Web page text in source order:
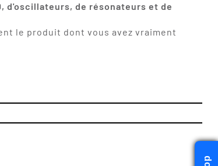
d'oscillateurs, de résonateurs et de
le produit dont vous avez vraiment